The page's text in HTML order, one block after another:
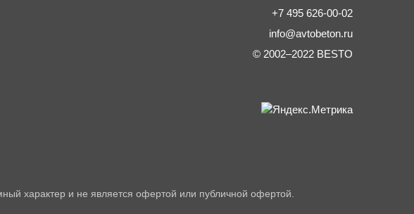
+7 495 626-00-02
info@avtobeton.ru
© 2002–2022 BESTO
характер и не является офертой или публичной офертой.